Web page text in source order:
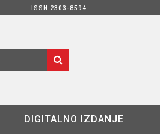
ISSN 2303-8594
DIGITALNO IZDANJE